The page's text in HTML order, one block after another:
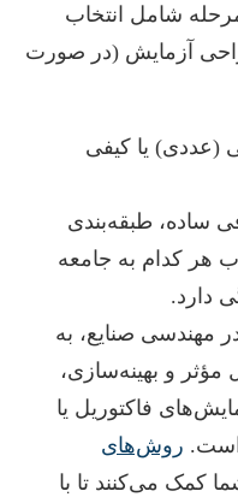
شامل انتخاب
آزمایش (در صورت
(عددی) یا کیفی
ساده، طبقه‌بندی
هر کدام به جامعه
دارد.
مهندسی صنایع، به
و بهینه‌سازی،
فاکتوریل یا
است. روش‌های
کمک می‌کنند تا با